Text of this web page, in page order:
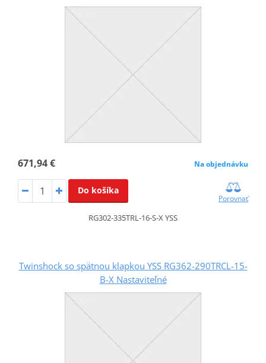
671,94 € Na objednávku
Do košíka
Porovnať
RG302-335TRL-16-S-X YSS
Twinshock so spätnou klapkou YSS RG362-290TRCL-15-
B-X Nastaviteľné